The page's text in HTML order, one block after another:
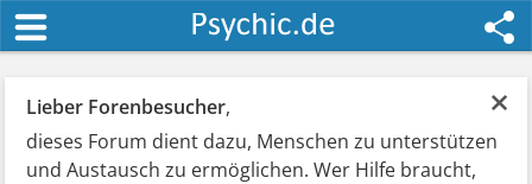
×
Lieber Forenbesucher,
dieses Forum dient dazu, Menschen zu unterstützen
und Austausch zu ermöglichen. Wer Hilfe braucht,